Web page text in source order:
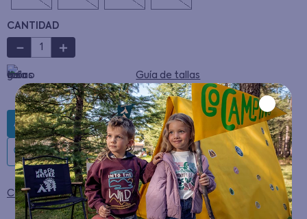
CANTIDAD
＋
－
Guía de tallas
AGREGAR AL CARRITO
Condiciones para cambios y devoluciones